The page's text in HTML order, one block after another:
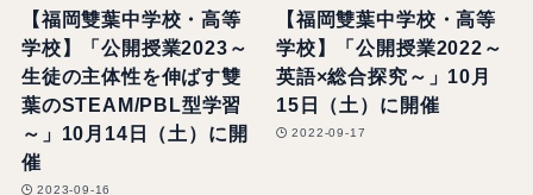
【福岡雙葉中学校・高等
学校】「公開授業2023～
生徒の主体性を伸ばす雙
葉のSTEAM/PBL型学習
～」10月14日（土）に開
催
2023-09-16
【福岡雙葉中学校・高等
学校】「公開授業2022～
英語×総合探究～」10月
15日（土）に開催
2022-09-17